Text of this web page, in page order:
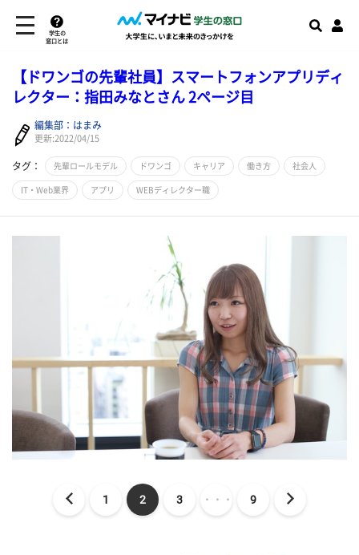
学生の
窓口とは
【ドワンゴの先輩社員】スマートフォンアプリディ
レクター：指田みなとさん 2ページ目
編集部：はまみ
更新:2022/04/15
タグ： 先輩ロールモデル ドワンゴ キャリア 働き方 社会人
IT・Web業界 アプリ WEBディレクター職
1 2 3 ・・・ 9